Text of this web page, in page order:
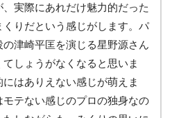
、実際にあれだけ魅力的だった
くりだという感じがします。パ
の津崎平匡を演じる星野源さん
てしょうがなくなると思いま
はありえない感じが萌えま
モテない感じのプロの独身なの